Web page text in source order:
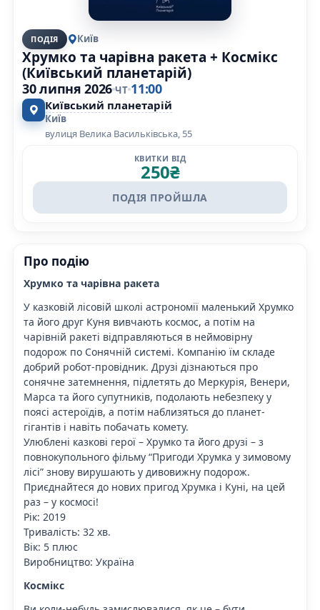
ПОДІЯ Київ
Хрумко та чарівна ракета + Космікс
(Київський планетарій)
30 липня 2026 ЧТ 11:00
Київський планетарій
Київ
вулиця Велика Васильківська, 55
КВИТКИ ВІД
250₴
ПОДІЯ ПРОЙШЛА
Про подію
Хрумко та чарівна ракета
У казковій лісовій школі астрономії маленький Хрумко
та його друг Куня вивчають космос, а потім на
чарівній ракеті відправляються в неймовірну
подорож по Сонячній системі. Компанію їм складе
добрий робот-провідник. Друзі дізнаються про
сонячне затемнення, підлетять до Меркурія, Венери,
Марса та його супутників, подолають небезпеку у
поясі астероїдів, а потім наблизяться до планет-
гігантів і навіть побачать комету.
Улюблені казкові герої – Хрумко та його друзі – з
повнокупольного фільму “Пригоди Хрумка у зимовому
лісі” знову вирушають у дивовижну подорож.
Приєднайтеся до нових пригод Хрумка і Куні, на цей
раз – у космосі!
Рік: 2019
Тривалість: 32 хв.
Вік: 5 плюс
Виробництво: Україна
Космікс